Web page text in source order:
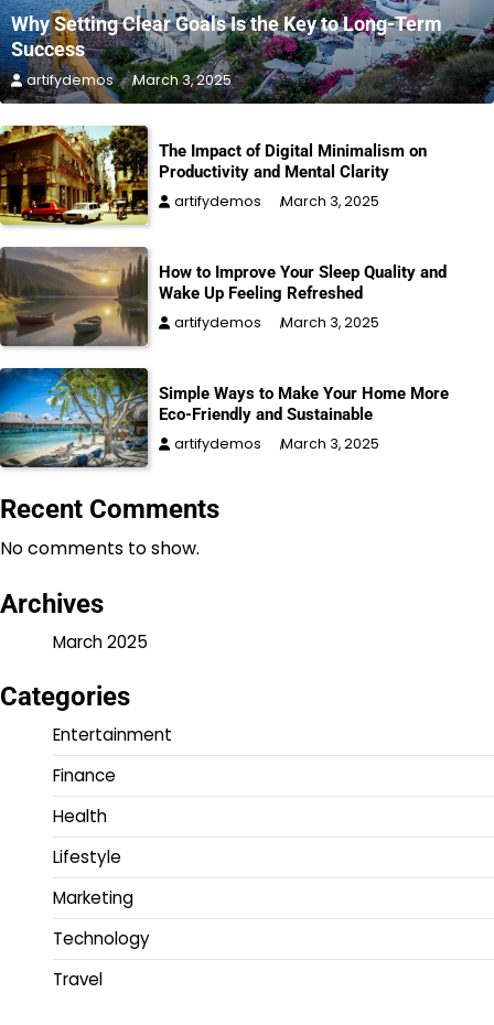
Why Setting Clear Goals Is the Key to Long-Term
Success
artifydemos March 3, 2025
The Impact of Digital Minimalism on
Productivity and Mental Clarity
artifydemos March 3, 2025
How to Improve Your Sleep Quality and
Wake Up Feeling Refreshed
artifydemos March 3, 2025
Simple Ways to Make Your Home More
Eco-Friendly and Sustainable
artifydemos March 3, 2025
Recent Comments
No comments to show.
Archives
March 2025
Categories
Entertainment
Finance
Health
Lifestyle
Marketing
Technology
Travel